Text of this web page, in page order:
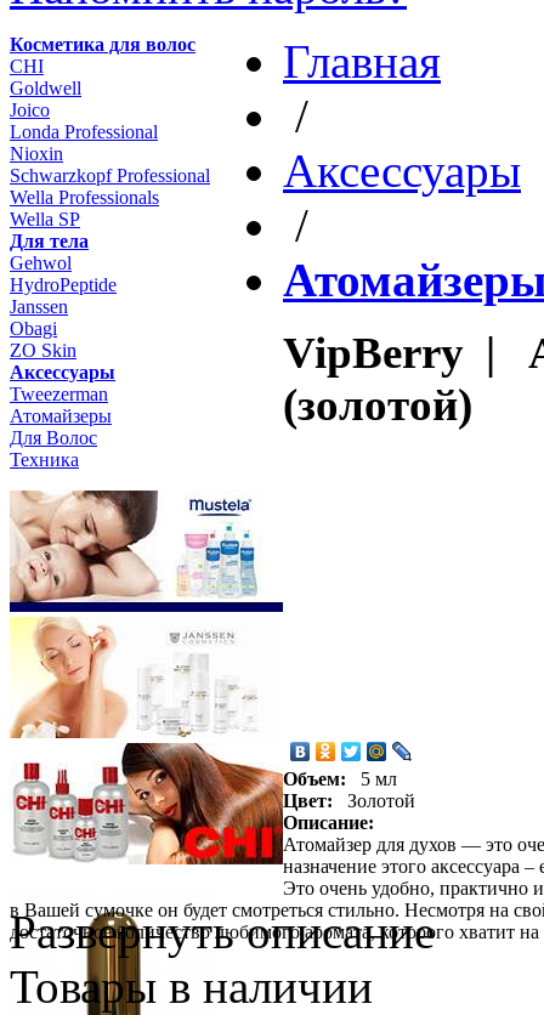
Косметика для волос
CHI
Goldwell
Joico
Londa Professional
Nioxin
Schwarzkopf Professional
Wella Professionals
Wella SP
Для тела
Gehwol
HydroPeptide
Janssen
Obagi
ZO Skin
Aксессуары
Tweezerman
Атомайзеры
Для Волос
Техника
Главная
/
Aксессуары
/
VipBerry |
(золотой)
Объем:
5 мл
Цвет:
Золотой
Описание:
Атомайзер для духов — это
назначение этого
Это очень удобно, практично
в Вашей сумочке он будет смотреться стильно. Несмотря на
достаточное количество любимого аромата, которого хватит
Развернуть описание
Товары в наличии